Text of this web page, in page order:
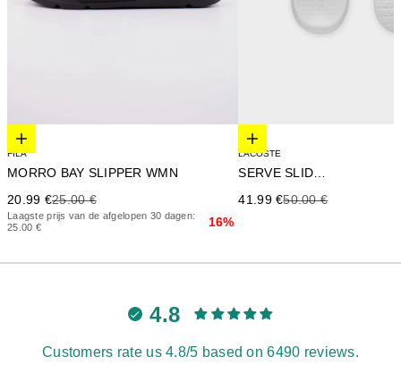
Elige opciones
FILA
MORRO BAY SLIPPER WMN
Precio de oferta
20.99 €Precio anterior
25.00 €
Laagste prijs van de afgelopen 30 dagen:
25.00 €
16%
Elige opciones
LACOSTE
SERVE SLIDE 1.0
Precio de oferta
41.99 €Precio anterior
50.00 €
4.8
Customers rate us 4.8/5 based on 6490 reviews.